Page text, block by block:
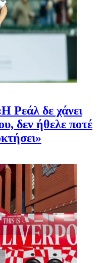
Ρεάλ δε χάνει
δεν ήθελε ποτέ